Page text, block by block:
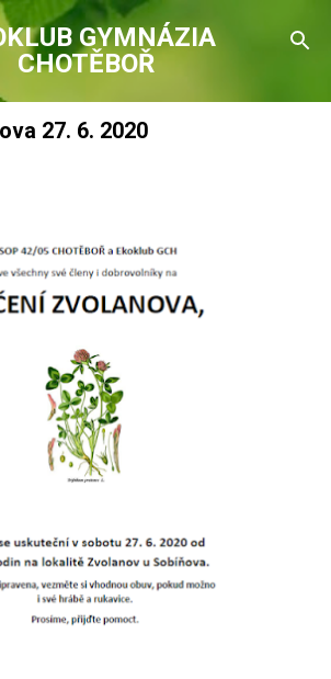
na hlavní obsah
GYMNÁZIA
CHOTĚBOŘ
27. 6. 2020